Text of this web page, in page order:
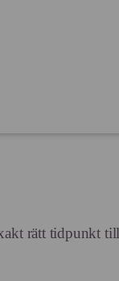
rätt tidpunkt